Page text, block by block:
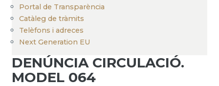
Portal de Transparència
Catàleg de tràmits
Telèfons i adreces
Next Generation EU
DENÚNCIA CIRCULACIÓ.
MODEL 064